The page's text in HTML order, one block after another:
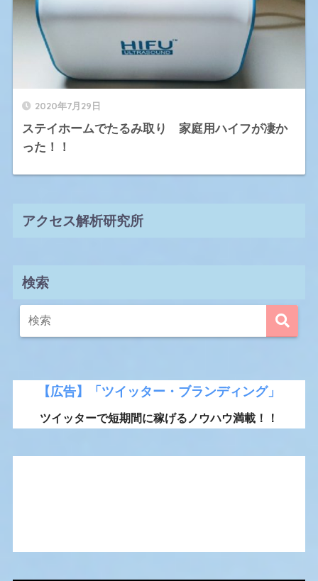
2020年7月29日
ステイホームでたるみ取り 家庭用ハイフが凄か
った！！
アクセス解析研究所
検索
【広告】「ツイッター・ブランディング」
ツイッターで短期間に稼げるノウハウ満載！！